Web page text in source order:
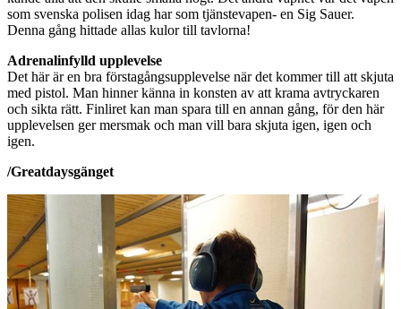
som svenska polisen idag har som tjänstevapen- en Sig Sauer.
Denna gång hittade allas kulor till tavlorna!
Adrenalinfylld upplevelse
Det här är en bra förstagångsupplevelse när det kommer till att skjuta
med pistol. Man hinner känna in konsten av att krama avtryckaren
och sikta rätt. Finliret kan man spara till en annan gång, för den här
upplevelsen ger mersmak och man vill bara skjuta igen, igen och
igen.
/Greatdaysgänget